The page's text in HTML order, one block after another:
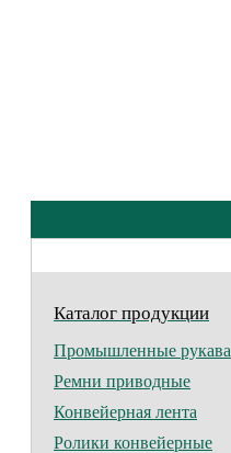
Каталог продукции
Промышленные рукава
Ремни приводные
Конвейерная лента
Ролики конвейерные